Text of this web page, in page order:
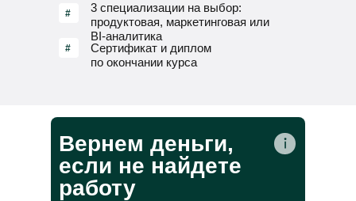
#
3 специализации на выбор:
продуктовая, маркетинговая или
BI-аналитика
#
Сертификат и диплом
по окончании курса
Вернем деньги,
если не найдете
работу